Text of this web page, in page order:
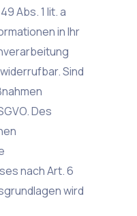
Abs. 1 lit. a
in Ihr
Sind
Des
nach Art. 6
wird